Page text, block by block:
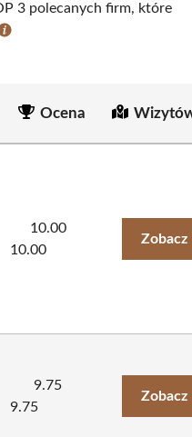
3 polecanych firm, które
Ocena
10.00
10.00
Zobacz
9.75
9.75
Zobacz